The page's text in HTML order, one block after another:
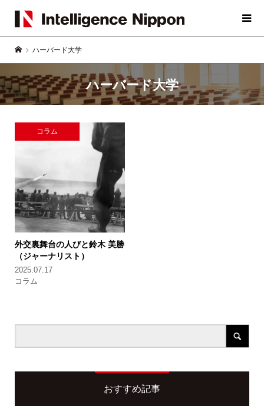
ハーバード大学
ハーバード大学
コラム
外交裏舞台の人びと鈴木 美勝
（ジャーナリスト）
2025.07.17
コラム
おすすめ記事